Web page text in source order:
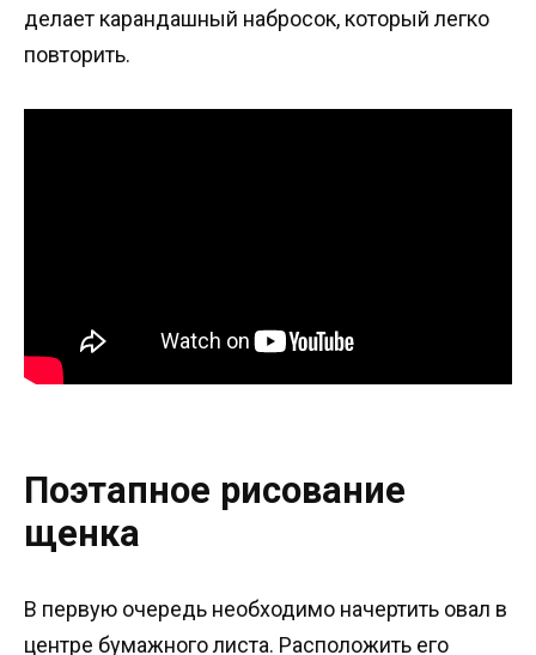
делает карандашный набросок, который легко
повторить.
Поэтапное рисование
щенка
В первую очередь необходимо начертить овал в
центре бумажного листа. Расположить его